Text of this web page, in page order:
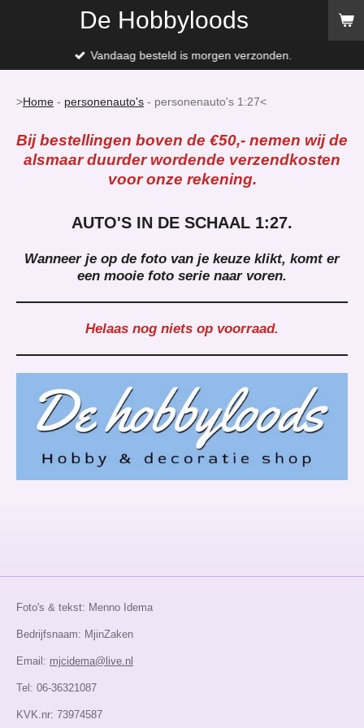
de
De Hobbyloods
Vandaag besteld is morgen verzonden.
>Home - personenauto's - personenauto's 1:27<
Bij bestellingen boven de €50,- nemen wij de
alsmaar duurder wordende verzendkosten
voor onze rekening.
AUTO'S IN DE SCHAAL 1:27.
Wanneer je op de foto van je keuze klikt, komt er
een mooie foto serie naar voren.
Helaas nog niets op voorraad.
Foto's & tekst: Menno Idema
Bedrijfsnaam: MjinZaken
Email: mjcidema@live.nl
Tel: 06-36321087
KVK.nr: 73974587